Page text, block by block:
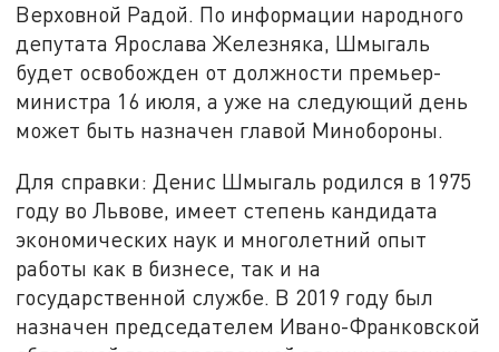
Верховной Радой. По информации народного
депутата Ярослава Железняка, Шмыгаль
будет освобожден от должности премьер-
министра 16 июля, а уже на следующий день
может быть назначен главой Минобороны.
Для справки: Денис Шмыгаль родился в 1975
году во Львове, имеет степень кандидата
экономических наук и многолетний опыт
работы как в бизнесе, так и на
государственной службе. В 2019 году был
назначен председателем Ивано-Франковской